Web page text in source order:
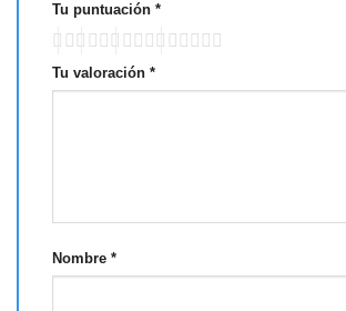
Tu puntuación *
Tu valoración *
Nombre *